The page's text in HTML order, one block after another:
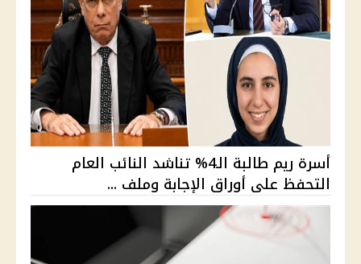
أسرة ريم طالبة الـ4% تناشد النائب العام
التحفظ على أوراق الإجابة وملف ...